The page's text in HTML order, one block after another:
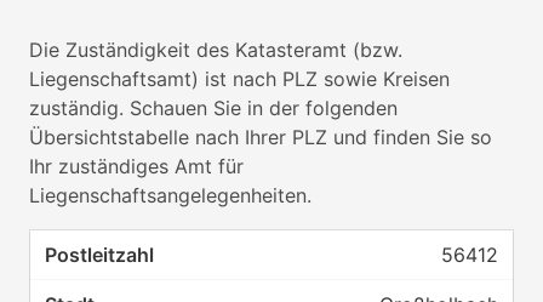
Die Zuständigkeit des Katasteramt (bzw.
Liegenschaftsamt) ist nach PLZ sowie Kreisen
zuständig. Schauen Sie in der folgenden
Übersichtstabelle nach Ihrer PLZ und finden Sie so
Ihr zuständiges Amt für
Liegenschaftsangelegenheiten.
56412